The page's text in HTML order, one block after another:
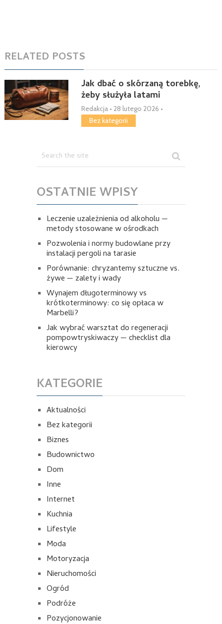
RELATED POSTS
Jak dbać o skórzaną torebkę,
żeby służyła latami
Redakcja • 28 lutego 2026 •
Bez kategorii
OSTATNIE WPISY
Leczenie uzależnienia od alkoholu —
metody stosowane w ośrodkach
Pozwolenia i normy budowlane przy
instalacji pergoli na tarasie
Porównanie: chryzantemy sztuczne vs.
żywe — zalety i wady
Wynajem długoterminowy vs
krótkoterminowy: co się opłaca w
Marbelli?
Jak wybrać warsztat do regeneracji
pompowtryskiwaczy — checklist dla
kierowcy
KATEGORIE
Aktualności
Bez kategorii
Biznes
Budownictwo
Dom
Inne
Internet
Kuchnia
Lifestyle
Moda
Motoryzacja
Nieruchomości
Ogród
Podróże
Pozycjonowanie